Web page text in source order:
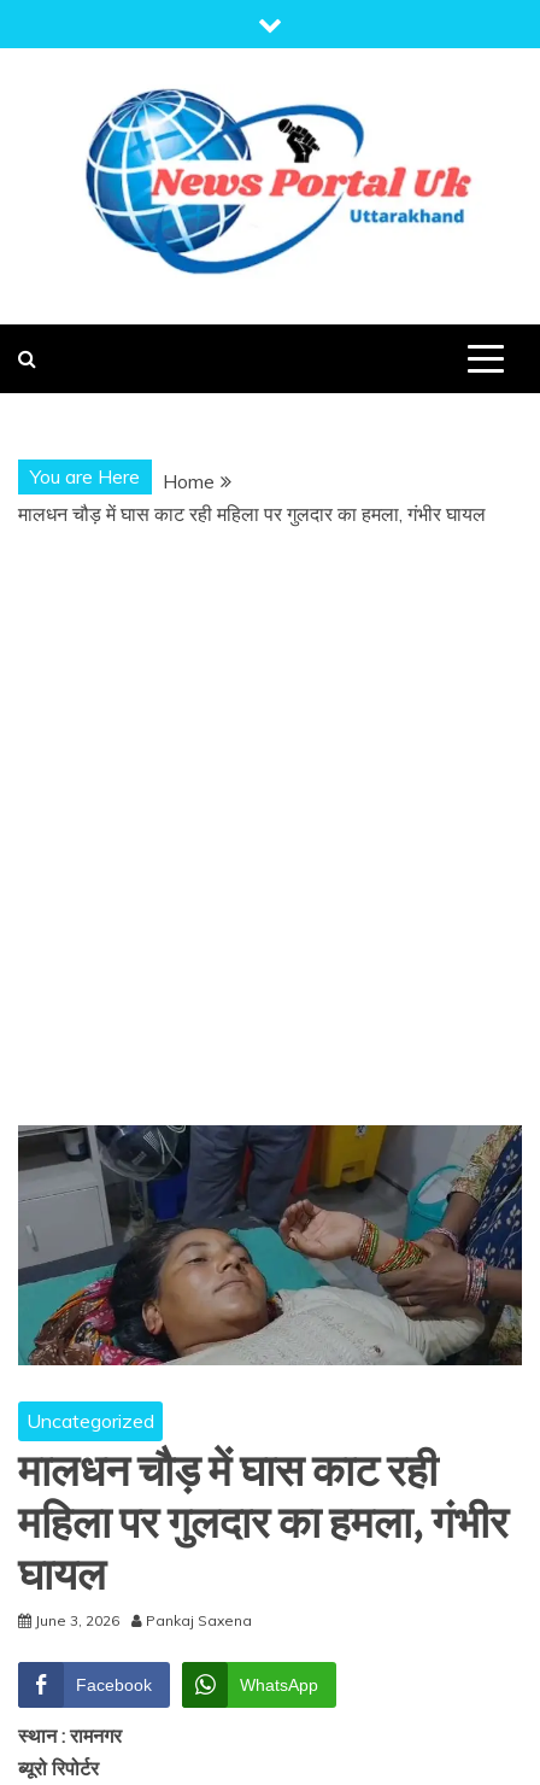
to
NEWS PORTAL
UK
You are Here
Home
मालधन चौड़ में घास काट रही महिला पर गुलदार का हमला, गंभीर घायल
Uncategorized
मालधन चौड़ में घास काट रही
महिला पर गुलदार का हमला, गंभीर
घायल
June 3, 2026 Pankaj Saxena
Facebook WhatsApp
स्थान : रामनगर
ब्यूरो रिपोर्टर